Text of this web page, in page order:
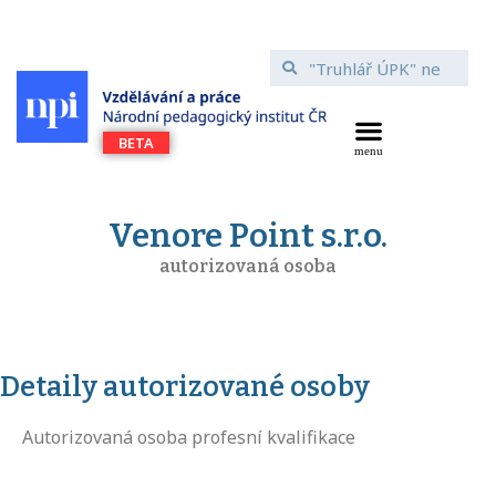
Venore Point s.r.o.
autorizovaná osoba
Detaily autorizované osoby
Autorizovaná osoba profesní kvalifikace